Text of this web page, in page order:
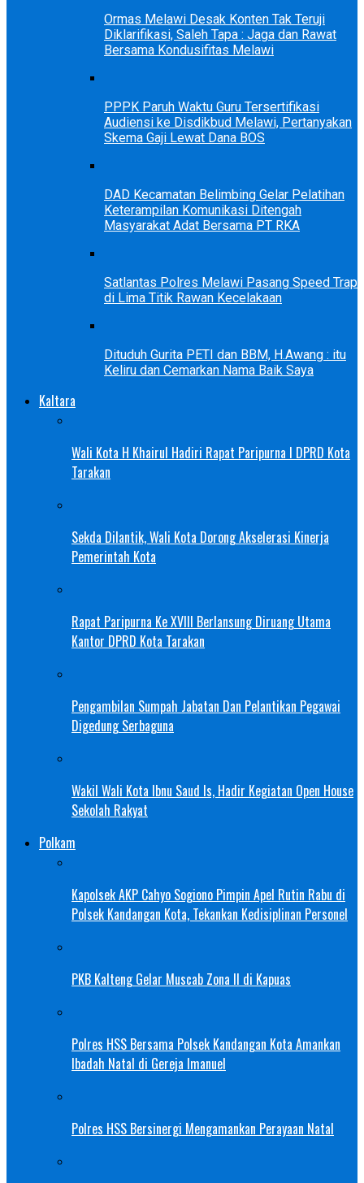
Ormas Melawi Desak Konten Tak Teruji
Diklarifikasi, Saleh Tapa : Jaga dan Rawat
Bersama Kondusifitas Melawi
PPPK Paruh Waktu Guru Tersertifikasi
Audiensi ke Disdikbud Melawi, Pertanyakan
Skema Gaji Lewat Dana BOS
DAD Kecamatan Belimbing Gelar Pelatihan
Keterampilan Komunikasi Ditengah
Masyarakat Adat Bersama PT RKA
Satlantas Polres Melawi Pasang Speed Trap
di Lima Titik Rawan Kecelakaan
Dituduh Gurita PETI dan BBM, H.Awang : itu
Keliru dan Cemarkan Nama Baik Saya
Kaltara
Wali Kota H Khairul Hadiri Rapat Paripurna I DPRD Kota
Tarakan
Sekda Dilantik, Wali Kota Dorong Akselerasi Kinerja
Pemerintah Kota
Rapat Paripurna Ke XVIII Berlansung Diruang Utama
Kantor DPRD Kota Tarakan
Pengambilan Sumpah Jabatan Dan Pelantikan Pegawai
Digedung Serbaguna
Wakil Wali Kota Ibnu Saud Is, Hadir Kegiatan Open House
Sekolah Rakyat
Polkam
Kapolsek AKP Cahyo Sogiono Pimpin Apel Rutin Rabu di
Polsek Kandangan Kota, Tekankan Kedisiplinan Personel
PKB Kalteng Gelar Muscab Zona II di Kapuas
Polres HSS Bersama Polsek Kandangan Kota Amankan
Ibadah Natal di Gereja Imanuel
Polres HSS Bersinergi Mengamankan Perayaan Natal